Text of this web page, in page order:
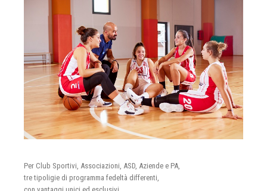
Per Club Sportivi, Associazioni, ASD, Aziende e PA,
tre tipoligie di programma fedeltà differenti,